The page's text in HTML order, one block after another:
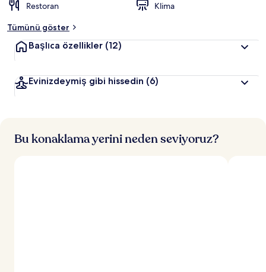
k
Restoran
Klima
Tümünü göster
Başlıca özellikler (12)
Evinizdeymiş gibi hissedin (6)
Bu konaklama yerini neden seviyoruz?